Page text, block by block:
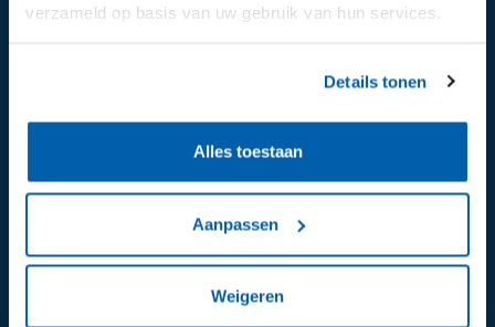
verzameld op basis van uw gebruik van hun services.
Details tonen
Alles toestaan
Aanpassen
Weigeren
Algemeen